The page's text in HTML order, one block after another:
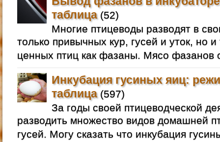
таблица(52)
Многие птицеводы разводят в
только привычных кур, гусей и уток, но
ценных птиц как фазаны. Мясо фазанов
Инкубация гусиных яиц:
таблица(597)
За годы своей птицеводческой
разводить множество видов домашней
гусей. Могу сказать что инкубация